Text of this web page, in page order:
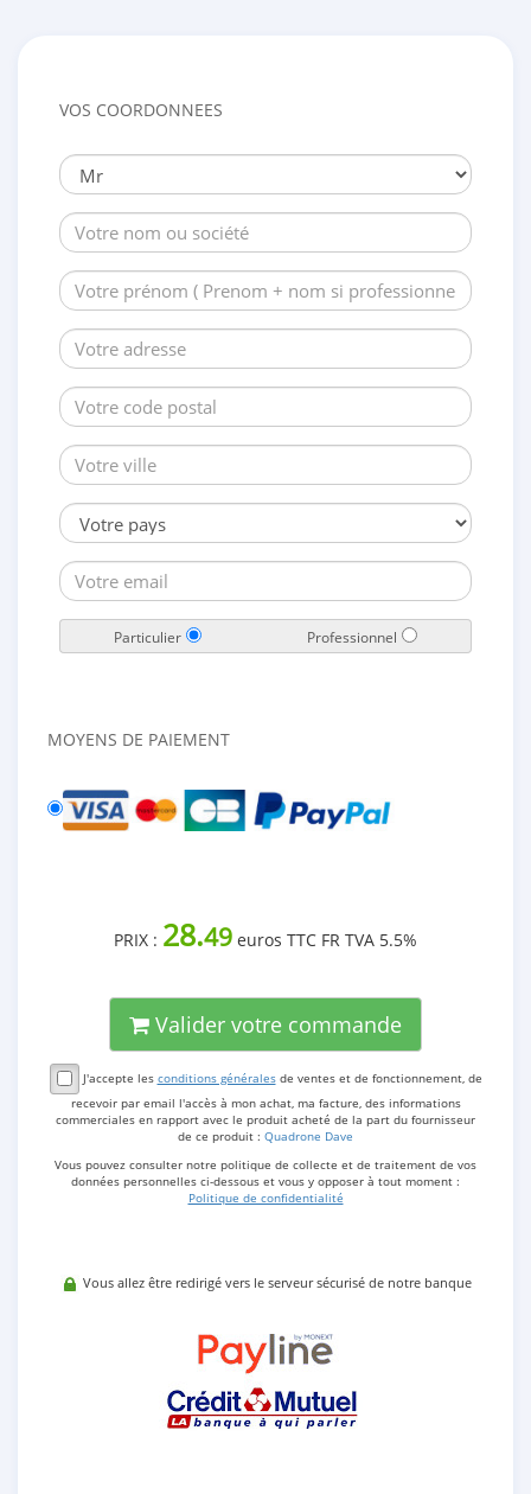
VOS COORDONNEES
Particulier Professionnel
MOYENS DE PAIEMENT
PRIX : 28.49 euros TTC FR TVA 5.5%
Valider votre commande
J'accepte les conditions généralesde ventes et de fonctionnement, de
recevoir par email l'accès à mon achat, ma facture, des informations
commerciales en rapport avec le produit acheté de la part du fournisseur
de ce produit : Quadrone Dave
Vous pouvez consulter notre politique de collecte et de traitement de vos
données personnelles ci-dessous et vous y opposer à tout moment :
Politique de confidentialité
Vous allez être redirigé vers le serveur sécurisé de notre banque